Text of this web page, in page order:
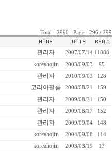
Total : 2990 Page : 296 / 299
관리자 2007/07/14 11888
koreahojin 2003/09/03 95
관리자 2010/09/03 128
코리아필름 2008/08/21 159
관리자 2009/08/31 150
관리자 2009/08/17 152
관리자 2009/09/04 148
koreahojin 2004/09/08 114
koreahojin 2003/03/19 13